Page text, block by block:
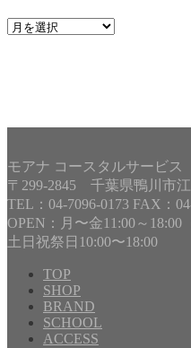
年
モアナ コースタルサービス
〒299-2845 千葉県鴨川市
TEL：04-7096-0173 FAX：
OPEN：月〜金11:00～
土日祝祭日10:00〜18:00
TOP
SHOP
BRAND
SCHOOL
ACCESS
Copyright©MOANA
Reserved.